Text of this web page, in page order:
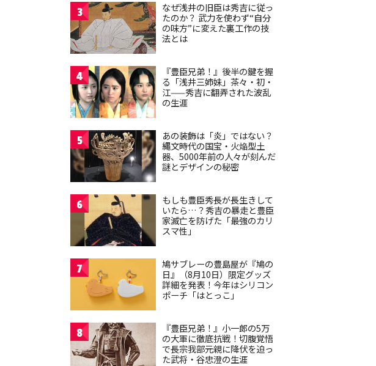
3
なぜ浅井の旧臣は秀吉に従っ
たのか？ 武力を使わず“自分
の味方”に変えた裏工作の技
法とは
4
『豊臣兄弟！』後半の鍵を握
る「浅井三姉妹」茶々・初・
江——秀吉に翻弄された波乱
の生涯
5
あの装飾は「炎」ではない？
縄文時代の国宝・火焔型土
器、5000年前の人々が刻んだ
謎とデザインの秘密
6
もしも豊臣秀長が長生きして
いたら…？秀吉の暴走と豊臣
家滅亡を防げた「最強のカリ
スマ性」
7
鳩サブレーの豊島屋が『鳩の
日』（8月10日）限定グッズ
詳細を発表！今年はシリコン
ポーチ「はとっこ」
8
『豊臣兄弟！』小一郎の5万
の大軍に徹底抗戦！切腹覚悟
で長宗我部元親に降伏を迫っ
た武将・谷忠澄の生涯